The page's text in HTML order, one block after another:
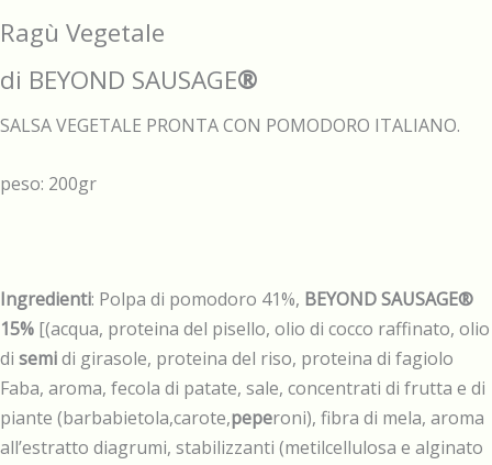
Ragù Vegetale
di BEYOND SAUSAGE®
SALSA VEGETALE PRONTA CON POMODORO ITALIANO.
peso: 200gr
Ingredienti: Polpa di pomodoro 41%, BEYOND SAUSAGE®
15% [(acqua, proteina del pisello, olio di cocco raffinato, olio
di semidi girasole, proteina del riso, proteina di fagiolo
Faba, aroma, fecola di patate, sale, concentrati di frutta e di
piante (barbabietola,carote,peperoni), fibra di mela, aroma
all’estratto diagrumi, stabilizzanti (metilcellulosa e alginato